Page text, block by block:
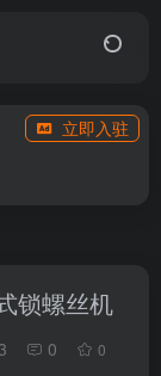
立即入驻
锁螺丝机
0 0